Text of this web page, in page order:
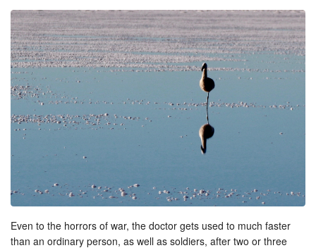
Even to the horrors of war, the doctor gets used to much faster
than an ordinary person, as well as soldiers, after two or three